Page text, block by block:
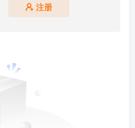
注册